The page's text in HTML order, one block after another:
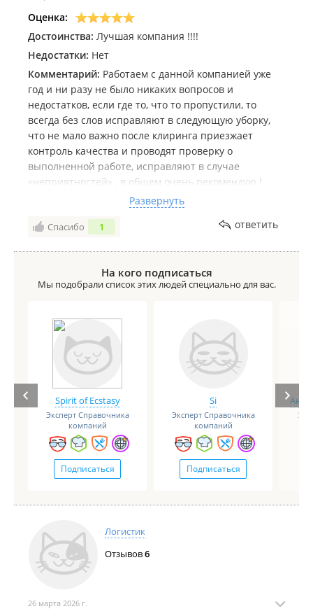
Оценка:
Достоинства: Лучшая компания !!!!
Недостатки: Нет
Комментарий: Работаем с данной компанией уже
год и ни разу не было никаких вопросов и
недостатков, если где то, что то пропустили, то
всегда без слов исправляют в следующую уборку,
что не мало важно после клиринга приезжает
контроль качества и проводят проверку о
выполненной работе, исправляют в случае
«неприятностей» , в общем очень рекомендую !
Компания действительно лучшая , работают на
качество! Из всех клининговых фирм, а я
перепробовала уборку у многих 🤬 уж поверьте 😂😂
Развернуть
Спасибо 1 ответить
На кого подписаться
Мы подобрали список этих людей специально для вас.
Spirit of Ecstasy
Эксперт Справочника
компаний
Подписаться
Si
Эксперт Справочника
компаний
Подписаться
Логистик
Отзывов6
26 марта 2026 г.